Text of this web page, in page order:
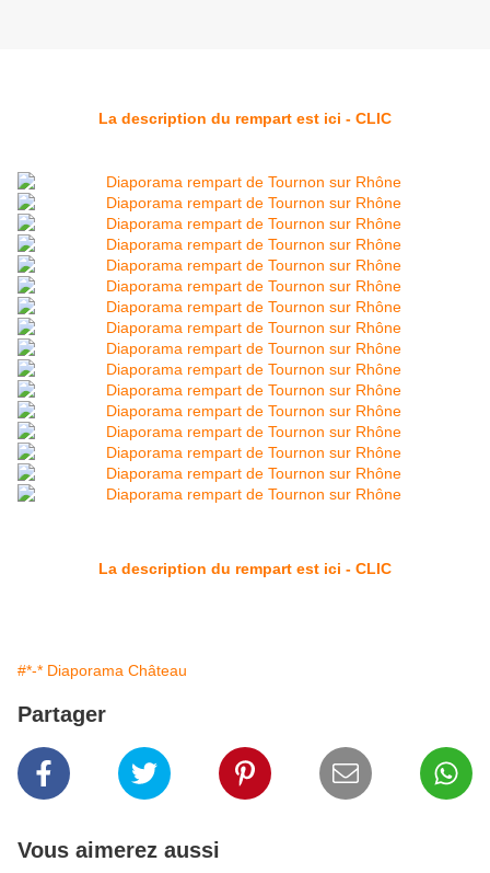
La description du rempart est ici - CLIC
La description du rempart est ici - CLIC
#*-* Diaporama Château
Partager
Vous aimerez aussi